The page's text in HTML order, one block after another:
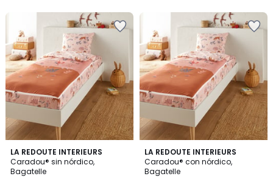
LA REDOUTE INTERIEURS
Caradou® sin nórdico,
Bagatelle
4,4
/ 5
LA REDOUTE INTERIEURS
Caradou® con nórdico,
Bagatelle
5
/
5